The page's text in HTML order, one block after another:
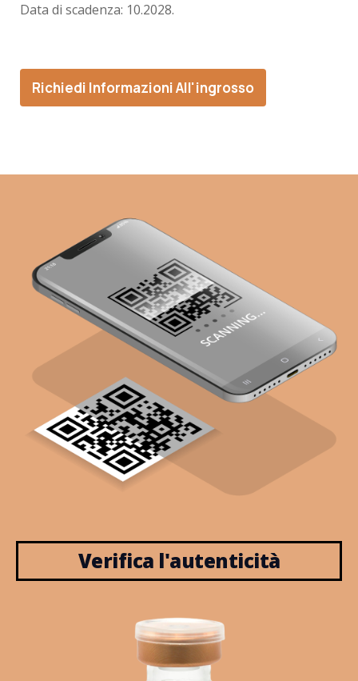
Data di scadenza: 10.2028.
Richiedi Informazioni All'ingrosso
Verifica l'autenticità